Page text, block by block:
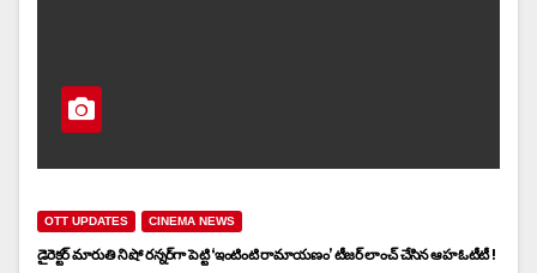
OTT UPDATES CINEMA NEWS
డైరెక్ట‌ర్ మారుతి ని షో ర‌న్న‌ర్‌గా పెట్టి ‘ఇంటింటి రామాయణం’ టీజ‌ర్ లాంచ్‌ చేసిన ఆహ ఓటీటీ !